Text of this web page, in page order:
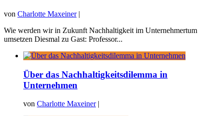
von Charlotte Maxeiner|
Wie werden wir in Zukunft Nachhaltigkeit im Unternehmertum
umsetzen Diesmal zu Gast: Professor...
Über das Nachhaltigkeitsdilemma in
Unternehmen
von Charlotte Maxeiner|